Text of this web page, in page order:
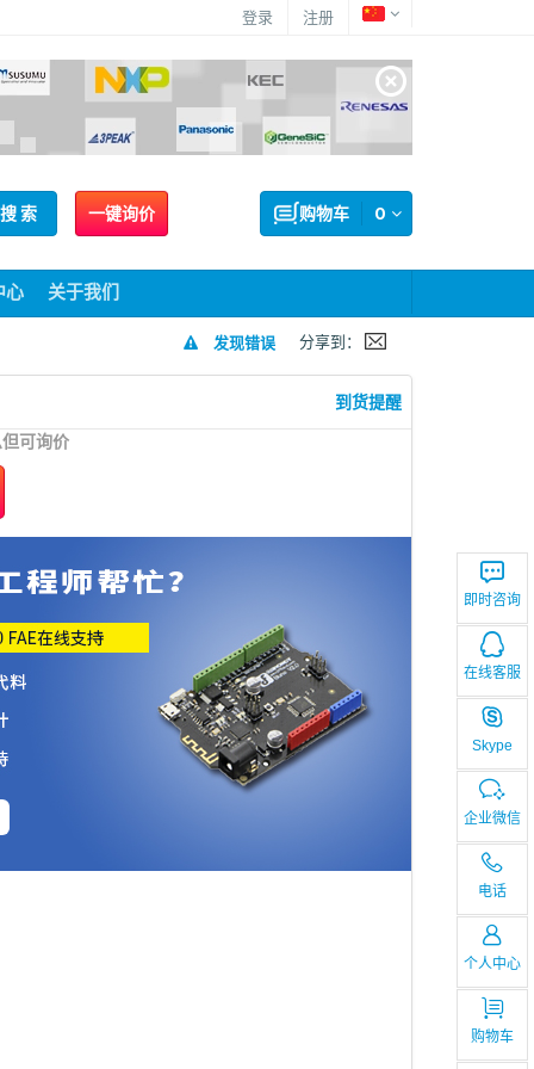
登录 注册
即时咨询
在线客服
Skype
企业微信
电话
个人中心
购物车
一键询价 0
购物车
搜 索
心 关于我们
发现错误 分享到：
到货提醒
可询价